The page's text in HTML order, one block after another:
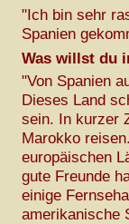
"Ich bin sehr
Spanien
Was willst du
"Von Spanien
Dieses Land
sein. In kurzer
Marokko
europäischen
gute Freunde
einige
amerikanische